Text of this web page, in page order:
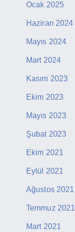
Ocak 2025
Haziran 2024
Mayıs 2024
Mart 2024
Kasım 2023
Ekim 2023
Mayıs 2023
Şubat 2023
Ekim 2021
Eylül 2021
Ağustos 2021
Temmuz 2021
Mart 2021